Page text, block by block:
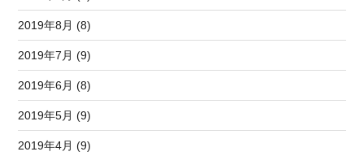
2019年8月 (8)
2019年7月 (9)
2019年6月 (8)
2019年5月 (9)
2019年4月 (9)